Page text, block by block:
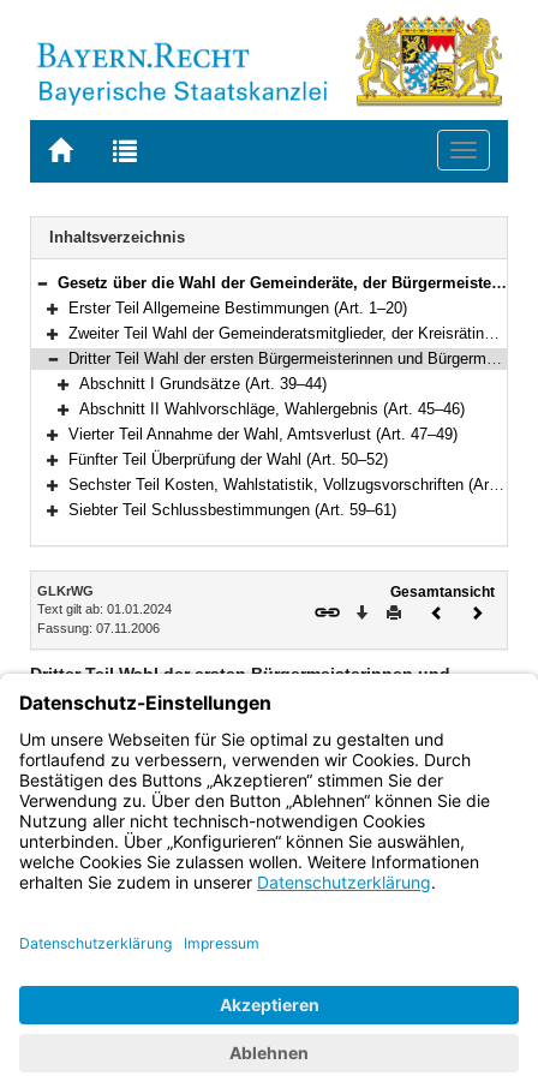
Zur
BAYERN.RECHT
Zur
letzten
Suche
Toggle
Navigation
Inhaltsverzeichnis
Bereich reduzieren
Gesetz über die Wahl der Gemeinderäte, der Bürgermeister, der Kreistage und der Landräte (Gemeinde- und Landkreiswahlgesetz – GLKrWG) in der Fassung der Bekanntmachung vom 7. November 2006 (GVBl. S. 834) BayRS 2021-1/2-I (Art. 1–61)
Bereich erweitern
Erster Teil Allgemeine Bestimmungen (Art. 1–20)
Bereich erweitern
Zweiter Teil Wahl der Gemeinderatsmitglieder, der Kreisrätinnen und Kreisräte (Art. 21–38)
Bereich reduzieren
Dritter Teil Wahl der ersten Bürgermeisterinnen und Bürgermeister, der Landrätinnen und Landräte (Art. 39–46)
Bereich erweitern
Abschnitt I Grundsätze (Art. 39–44)
Bereich erweitern
Abschnitt II Wahlvorschläge, Wahlergebnis (Art. 45–46)
Bereich erweitern
Vierter Teil Annahme der Wahl, Amtsverlust (Art. 47–49)
Bereich erweitern
Fünfter Teil Überprüfung der Wahl (Art. 50–52)
Bereich erweitern
Sechster Teil Kosten, Wahlstatistik, Vollzugsvorschriften (Art. 53–58)
Siebter Teil Schlussbestimmungen (Art. 59–61)
Inhalt
GLKrWG
Text gilt ab: 01.01.2024
Fassung: 07.11.2006
Gesamtansicht
Download
DruckenVorheriges
Dritter Teil Wahl der ersten Bürgermeisterinnen und
Bürgermeister, der Landrätinnen und Landräte
Abschnitt I Grundsätze (Art. 39–44)
Abschnitt II Wahlvorschläge, Wahlergebnis (Art. 45–46)
Bayern.de
BayernPortal
Impressum